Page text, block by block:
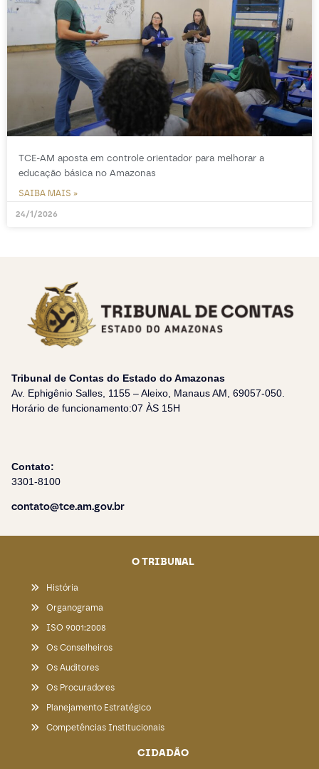
TCE-AM aposta em controle orientador para melhorar a
educação básica no Amazonas
SAIBA MAIS »
24/1/2026
Tribunal de Contas do Estado do Amazonas
Av. Ephigênio Salles, 1155 – Aleixo, Manaus AM, 69057-050.
Horário de funcionamento:07 ÀS 15H
Contato:
3301-8100
contato@tce.am.gov.br
O TRIBUNAL
História
Organograma
ISO 9001:2008
Os Conselheiros
Os Auditores
Os Procuradores
Planejamento Estratégico
Competências Institucionais
CIDADÃO